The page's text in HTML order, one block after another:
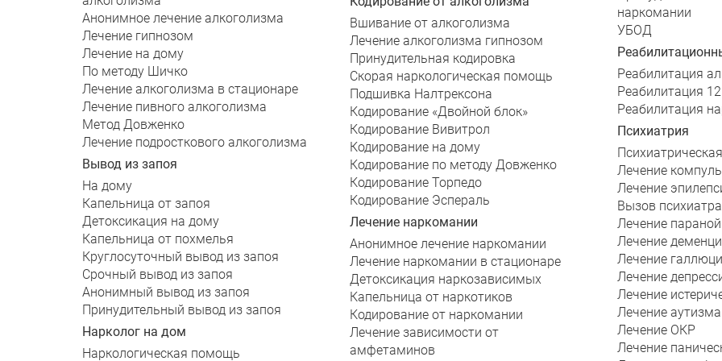
Анонимное лечение алкоголизма
Лечение гипнозом
Лечение на дому
По методу Шичко
Лечение алкоголизма в стационаре
Лечение пивного алкоголизма
Метод Довженко
Лечение подросткового алкоголизма
Вывод из запоя
На дому
Капельница от запоя
Детоксикация на дому
Капельница от похмелья
Круглосуточный вывод из запоя
Срочный вывод из запоя
Анонимный вывод из запоя
Принудительный вывод из запоя
Нарколог на дом
Наркологическая помощь
Вшивание от алкоголизма
Лечение алкоголизма гипнозом
Принудительная кодировка
Скорая наркологическая помощь
Подшивка Налтрексона
Кодирование «Двойной блок»
Кодирование Вивитрол
Кодирование на дому
Кодирование по методу Довженко
Кодирование Торпедо
Кодирование Эспераль
Лечение наркомании
Анонимное лечение наркомании
Лечение наркомании в стационаре
Детоксикация наркозависимых
Капельница от наркотиков
Кодирование от наркомании
Лечение зависимости от
амфетаминов
наркомании
УБОД
Реабилитация
Реабилитация
Реабилитация
Психиатрия
Лечение
Лечение
Вызов
Лечение
Лечение
Лечение
Лечение
Лечение
Лечение аутизма
Лечение ОКР
Лечение